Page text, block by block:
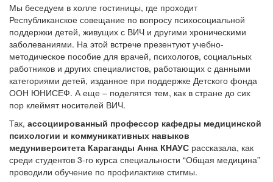
Мы беседуем в холле гостиницы, где проходит
Республиканское совещание по вопросу психосоциальной
поддержки детей, живущих с ВИЧ и другими хроническими
заболеваниями. На этой встрече презентуют учебно-
методическое пособие для врачей, психологов, социальных
работников и других специалистов, работающих с данными
категориями детей, изданное при поддержке Детского фонда
ООН ЮНИСЕФ. А еще – поделятся тем, как в стране до сих
пор клеймят носителей ВИЧ.
Так, ассоциированный профессор кафедры медицинской
психологии и коммуникативных навыков
медуниверситета Караганды Анна КНАУС рассказала, как
среди студентов 3-го курса специальности “Общая медицина”
проводили обучение по профилактике стигмы.